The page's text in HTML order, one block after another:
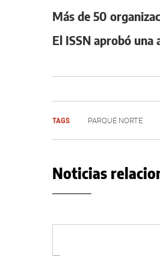
Más de 50
El ISSN aprobó
TAGS PARQUE NORTE
Noticias